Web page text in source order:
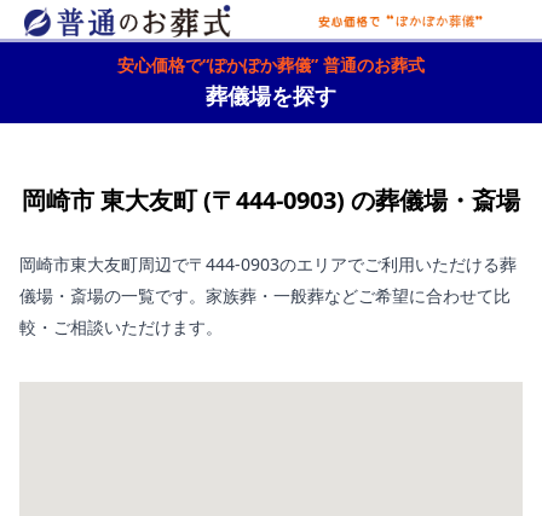
安心価格で“ぽかぽか葬儀” 普通のお葬式
葬儀場を探す
岡崎市 東大友町 (〒444-0903) の葬儀場・斎場
岡崎市東大友町周辺で〒444-0903のエリアでご利用いただける葬
儀場・斎場の一覧です。家族葬・一般葬などご希望に合わせて比
較・ご相談いただけます。